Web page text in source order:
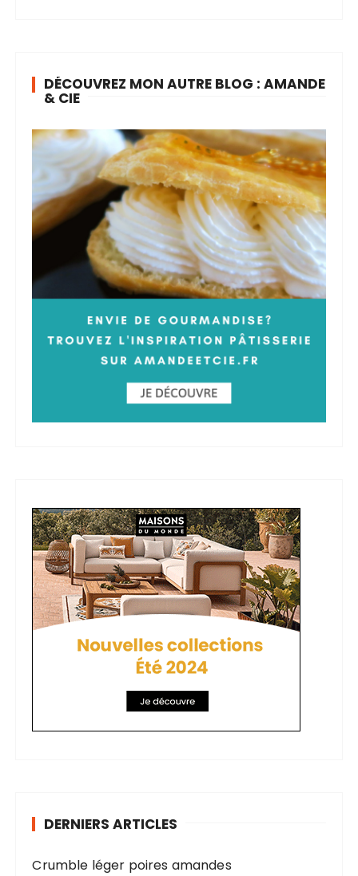
DÉCOUVREZ MON AUTRE BLOG : AMANDE
& CIE
DERNIERS ARTICLES
Crumble léger poires amandes